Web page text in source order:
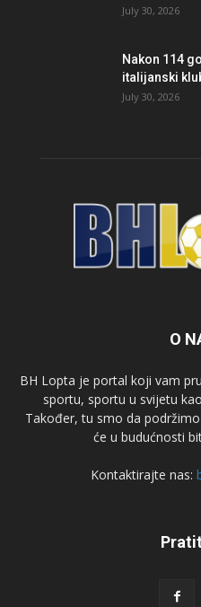
July 30, 2026
Nakon 114
italijanski
July 30, 2026
O
BH Lopta je portal koji vam
sportu, sportu u svijetu
Također, tu smo da
će u budućnosti
Kontaktirajte nas: